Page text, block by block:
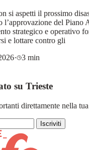
si aspetti il prossimo
l’approvazione del Piano
strategico e operativo
e lottare contro gli
·
3 min
su Trieste
direttamente nella
Iscriviti